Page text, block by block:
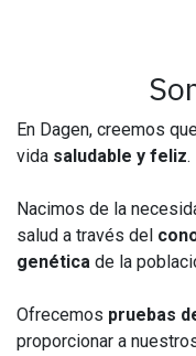
En Dagen, creemos
vida saludable y feliz.
Nacimos de la
salud a través del
genética de la
Ofrecemos pruebas
proporcionar a